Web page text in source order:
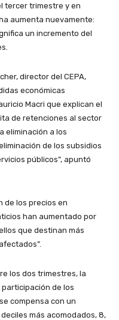
tercer trimestre y en
aumenta nuevamente:
un incremento del
director del CEPA,
económicas
Macri que explican el
de retenciones al sector
eliminación a los
de los subsidios
públicos”, apuntó
de los precios en
han aumentado por
que destinan más
los dos trimestres, la
de los
compensa con un
más acomodados, 8,